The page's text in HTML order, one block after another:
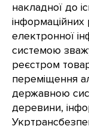
накладної до
інформаційних
електронної
системою
реєстром
переміщення
державною
деревини,